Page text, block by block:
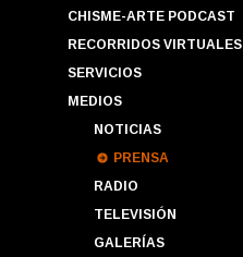
CHISME-ARTE PODCAST
RECORRIDOS VIRTUALES
SERVICIOS
MEDIOS
NOTICIAS
PRENSA
RADIO
TELEVISIÓN
GALERÍAS